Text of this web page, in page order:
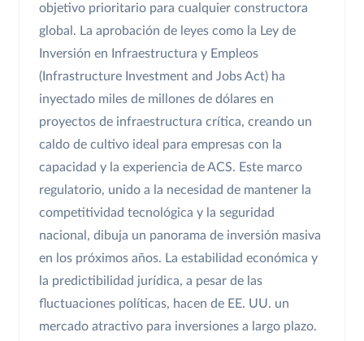
objetivo prioritario para cualquier constructora
global. La aprobación de leyes como la Ley de
Inversión en Infraestructura y Empleos
(Infrastructure Investment and Jobs Act) ha
inyectado miles de millones de dólares en
proyectos de infraestructura crítica, creando un
caldo de cultivo ideal para empresas con la
capacidad y la experiencia de ACS. Este marco
regulatorio, unido a la necesidad de mantener la
competitividad tecnológica y la seguridad
nacional, dibuja un panorama de inversión masiva
en los próximos años. La estabilidad económica y
la predictibilidad jurídica, a pesar de las
fluctuaciones políticas, hacen de EE. UU. un
mercado atractivo para inversiones a largo plazo.